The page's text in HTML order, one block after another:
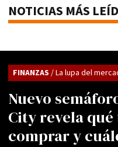
NOTICIAS MÁS
Nuevo
City revela
comprar y
FINANZAS / La lupa del